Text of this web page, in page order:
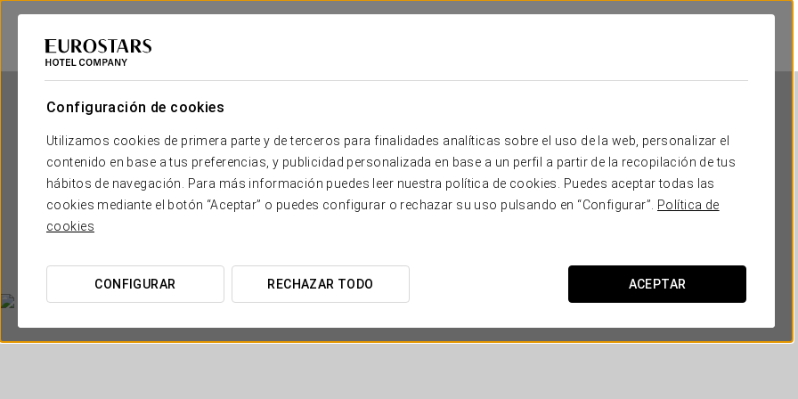
Configuración de cookies
Utilizamos cookies de primera parte y de terceros para finalidades analíticas sobre el uso de la web, personalizar el
contenido en base a tus preferencias, y publicidad personalizada en base a un perfil a partir de la recopilación de tus
hábitos de navegación. Para más información puedes leer nuestra política de cookies. Puedes aceptar todas las
cookies mediante el botón “Aceptar” o puedes configurar o rechazar su uso pulsando en “Configurar”.
Política de
cookies
CONFIGURAR RECHAZAR TODO ACEPTAR
LISBOA